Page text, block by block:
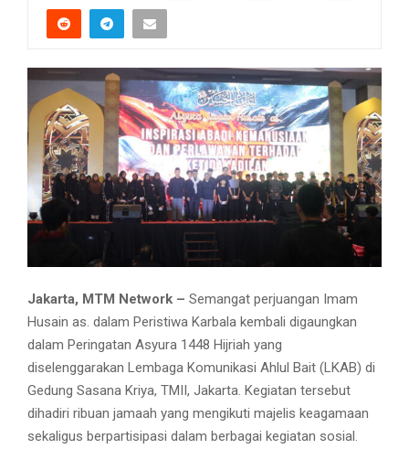
Jakarta, MTM Network – Semangat perjuangan Imam
Husain as. dalam Peristiwa Karbala kembali digaungkan
dalam Peringatan Asyura 1448 Hijriah yang
diselenggarakan Lembaga Komunikasi Ahlul Bait (LKAB) di
Gedung Sasana Kriya, TMII, Jakarta. Kegiatan tersebut
dihadiri ribuan jamaah yang mengikuti majelis keagamaan
sekaligus berpartisipasi dalam berbagai kegiatan sosial.